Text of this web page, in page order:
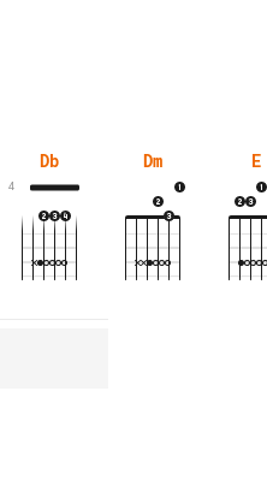
Db
4
Dm E